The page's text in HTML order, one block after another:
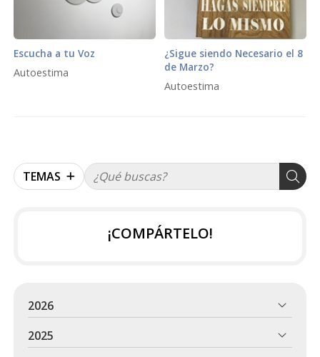
TEMAS
Escucha a tu Voz
Autoestima
¿Sigue siendo Necesario el 8
de Marzo?
Autoestima
¡COMPÁRTELO!
2026
2025